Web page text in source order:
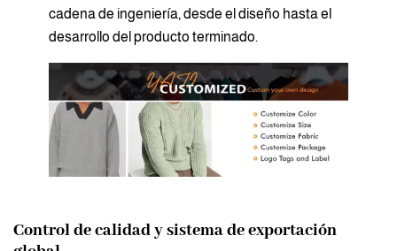
cadena de ingeniería, desde el diseño hasta el
desarrollo del producto terminado.
Control de calidad y sistema de exportación